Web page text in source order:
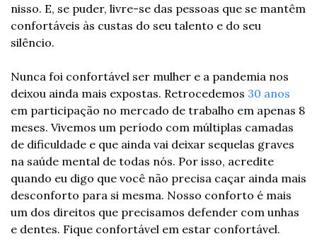
nisso. E, se puder, livre-se das pessoas que se mantêm
confortáveis às custas do seu talento e do seu
silêncio.
Nunca foi confortável ser mulher e a pandemia nos
deixou ainda mais expostas. Retrocedemos
em participação no mercado de trabalho em apenas 8
meses. Vivemos um período com múltiplas camadas
de dificuldade e que ainda vai deixar sequelas graves
na saúde mental de todas nós. Por isso, acredite
quando eu digo que você não precisa caçar ainda mais
desconforto para si mesma. Nosso conforto é mais
um dos direitos que precisamos defender com unhas
e dentes. Fique confortável em estar confortável.